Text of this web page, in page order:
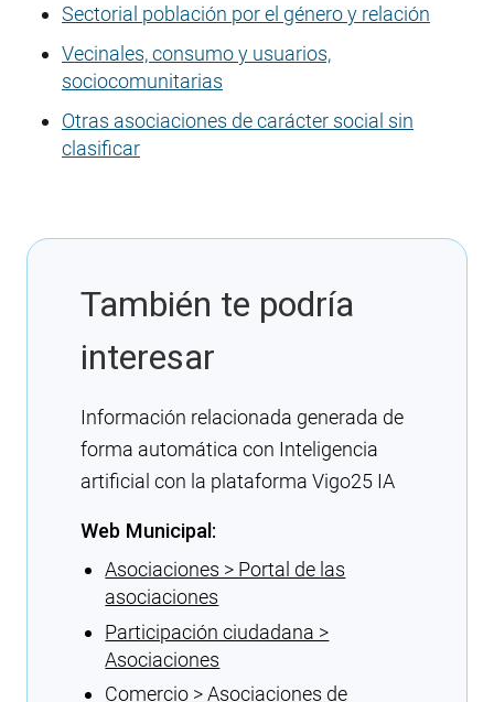
Sectorial población por el género y relación
Vecinales, consumo y usuarios,
sociocomunitarias
Otras asociaciones de carácter social sin
clasificar
También te podría
interesar
Información relacionada generada de
forma automática con Inteligencia
artificial con la plataforma Vigo25 IA
Web Municipal:
Asociaciones > Portal de las
asociaciones
Participación ciudadana >
Asociaciones
Comercio > Asociaciones de